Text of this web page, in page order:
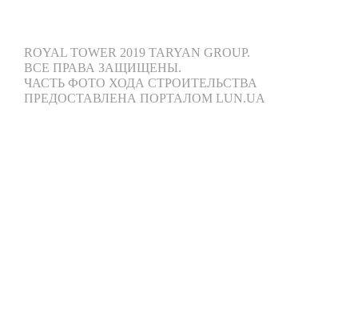
ROYAL TOWER 2019 TARYAN GROUP.
ВСЕ ПРАВА ЗАЩИЩЕНЫ.
ЧАСТЬ ФОТО ХОДА СТРОИТЕЛЬСТВА
ПРЕДОСТАВЛЕНА ПОРТАЛОМ LUN.UA